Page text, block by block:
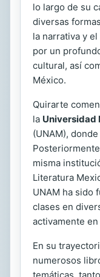
lo largo de su
diversas
la narrativa y
por un
cultural, así
México.
Quirarte
la Universidad
(UNAM),
misma
Literatura
UNAM ha sido
clases en
activamente
En su
numerosos